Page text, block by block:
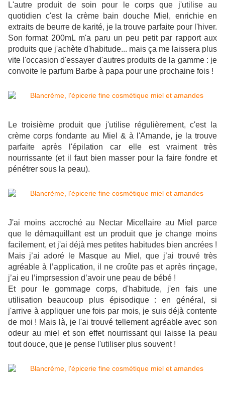
L'autre produit de soin pour le corps que j'utilise au
quotidien c'est la crème bain douche Miel, enrichie en
extraits de beurre de karité, je la trouve parfaite pour l'hiver.
Son format 200mL m'a paru un peu petit par rapport aux
produits que j'achète d'habitude... mais ça me laissera plus
vite l'occasion d'essayer d'autres produits de la gamme : je
convoite le parfum Barbe à papa pour une prochaine fois !
Le troisième produit que j'utilise régulièrement, c'est la
crème corps fondante au Miel & à l'Amande, je la trouve
parfaite après l'épilation car elle est vraiment très
nourrissante (et il faut bien masser pour la faire fondre et
pénétrer sous la peau).
J'ai moins accroché au Nectar Micellaire au Miel parce
que le démaquillant est un produit que je change moins
facilement, et j'ai déjà mes petites habitudes bien ancrées !
Mais j’ai adoré le Masque au Miel, que j’ai trouvé très
agréable à l’application, il ne croûte pas et après rinçage,
j’ai eu l’imprsession d’avoir une peau de bébé !
Et pour le gommage corps, d'habitude, j'en fais une
utilisation beaucoup plus épisodique : en général, si
j'arrive à appliquer une fois par mois, je suis déjà contente
de moi ! Mais là, je l'ai trouvé tellement agréable avec son
odeur au miel et son effet nourrissant qui laisse la peau
tout douce, que je pense l'utiliser plus souvent !